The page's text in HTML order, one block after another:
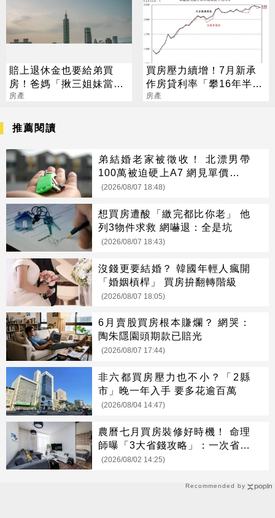
賠上退休金也要給弟買
房！爸媽「揪三姐妹當伏
弟魔」：沒錢結婚登記就
房產
買房壓力續增！7月新承
作房貸利率「攀16年半新
高」
房產
Recommended by
推薦閱讀
弟結婚老家被徵收！ 北漂男帶
100萬被迫硬上A7 網見單價驚呆
了
(2026/08/07 18:48)
想買房遭酸「繳完都比你老」 他
列3物件求救 網嚇退：全是坑
(2026/08/07 18:43)
沒錢更要結婚？ 韓國年輕人瘋開
「婚姻槓桿」 買房拚翻轉階級
(2026/08/07 18:05)
6月賣股買房根本賺爛？ 網哭：
陶朱隱園頭期款已賠光
(2026/08/07 17:44)
非六都買房壓力也不小？「2縣
市」晚一年入手 要多花逾百萬
(2026/08/04 14:47)
農曆七月買房裝修好時機！ 命理
師曝「3大省錢攻略」：一次省很
大
(2026/08/02 14:25)